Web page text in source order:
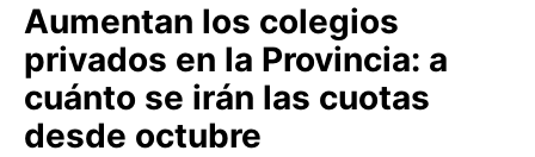
BUENOS AIRES
PROVINCIAS
Aumentan los colegios
privados en la Provincia: a
cuánto se irán las cuotas
desde octubre